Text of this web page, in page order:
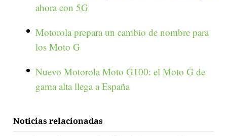
ahora con 5G
Motorola prepara un cambio de nombre para
los Moto G
Nuevo Motorola Moto G100: el Moto G de
gama alta llega a España
Noticias relacionadas